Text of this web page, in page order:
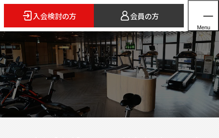
入会検討の方 会員の方
Menu
ホーム
店舗検索